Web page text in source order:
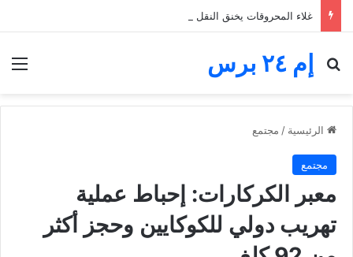
إم ٢٤ برس
بحث عن
الرئيسية / مجتمع
مجتمع
معبر الكركارات: إحباط عملية
تهريب دولي للكوكايين وحجز أكثر